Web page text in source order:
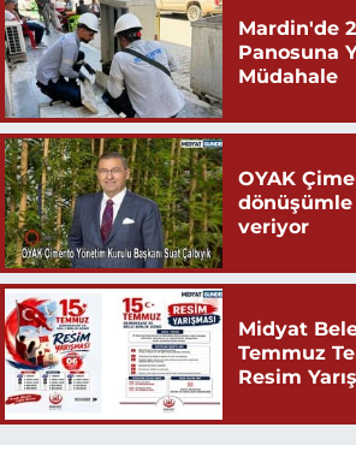
Mardin'de
Panosuna
Müdahale
OYAK
veriyor
Midyat
Temmuz
Resim